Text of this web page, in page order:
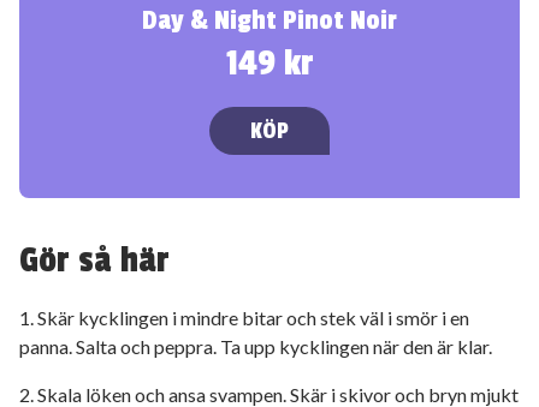
Day & Night Pinot Noir
149 kr
KÖP
Gör så här
1. Skär kycklingen i mindre bitar och stek väl i smör i en
panna. Salta och peppra. Ta upp kycklingen när den är klar.
2. Skala löken och ansa svampen. Skär i skivor och bryn mjukt